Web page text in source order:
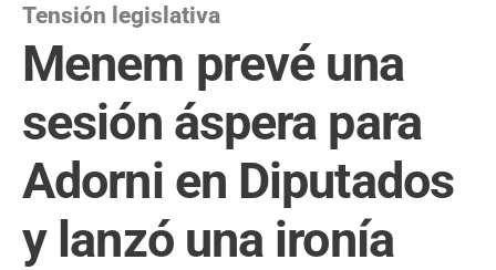
Tensión legislativa
Menem prevé una
sesión áspera para
Adorni en Diputados
y lanzó una ironía